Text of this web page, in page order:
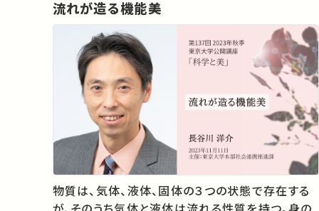
流れが造る機能美
物質は、気体、液体、固体の３つの状態で存在する